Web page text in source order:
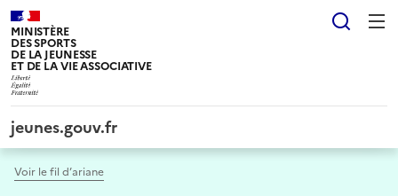
MINISTÈRE
DES SPORTS
DE LA JEUNESSE
ET DE LA VIE ASSOCIATIVE
jeunes.gouv.fr
Voir le fil d’ariane
Panneau de gestion des cookies tarteaucitron